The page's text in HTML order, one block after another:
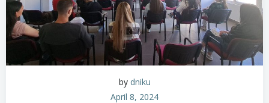
by dniku
April 8, 2024